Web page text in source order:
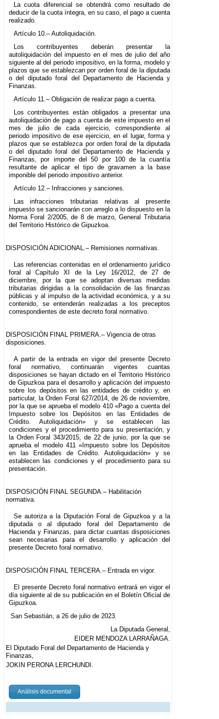
La cuota diferencial se obtendrá como resultado de
deducir de la cuota íntegra, en su caso, el pago a cuenta
realizado.
Artículo 10.– Autoliquidación.
Los contribuyentes deberán presentar la
autoliquidación del impuesto en el mes de julio del año
siguiente al del periodo impositivo, en la forma, modelo y
plazos que se establezcan por orden foral de la diputada
o del diputado foral del Departamento de Hacienda y
Finanzas.
Artículo 11.– Obligación de realizar pago a cuenta.
Los contribuyentes están obligados a presentar una
autoliquidación de pago a cuenta de este impuesto en el
mes de julio de cada ejercicio, correspondiente al
periodo impositivo de ese ejercicio, en el lugar, forma y
plazos que se establezca por orden foral de la diputada
o del diputado foral del Departamento de Hacienda y
Finanzas, por importe del 50 por 100 de la cuantía
resultante de aplicar el tipo de gravamen a la base
imponible del periodo impositivo anterior.
Artículo 12.– Infracciones y sanciones.
Las infracciones tributarias relativas al presente
impuesto se sancionarán con arreglo a lo dispuesto en la
Norma Foral 2/2005, de 8 de marzo, General Tributaria
del Territorio Histórico de Gipuzkoa.
DISPOSICIÓN ADICIONAL.– Remisiones normativas.
Las referencias contenidas en el ordenamiento jurídico
foral al Capítulo XI de la Ley 16/2012, de 27 de
diciembre, por la que se adoptan diversas medidas
tributarias dirigidas a la consolidación de las finanzas
públicas y al impulso de la actividad económica, y a su
contenido, se entenderán realizadas a los preceptos
correspondientes de este decreto foral normativo.
DISPOSICIÓN FINAL PRIMERA.– Vigencia de otras
disposiciones.
A partir de la entrada en vigor del presente Decreto
foral normativo, continuarán vigentes cuantas
disposiciones se hayan dictado en el Territorio Histórico
de Gipuzkoa para el desarrollo y aplicación del impuesto
sobre los depósitos en las entidades de crédito y, en
particular, la Orden Foral 627/2014, de 26 de noviembre,
por la que se aprueba el modelo 410 «Pago a cuenta del
Impuesto sobre los Depósitos en las Entidades de
Crédito. Autoliquidación» y se establecen las
condiciones y el procedimiento para su presentación, y
la Orden Foral 343/2015, de 22 de junio, por la que se
aprueba el modelo 411 «Impuesto sobre los Depósitos
en las Entidades de Crédito. Autoliquidación» y se
establecen las condiciones y el procedimiento para su
presentación.
DISPOSICIÓN FINAL SEGUNDA.– Habilitación
normativa.
Se autoriza a la Diputación Foral de Gipuzkoa y a la
diputada o al diputado foral del Departamento de
Hacienda y Finanzas, para dictar cuantas disposiciones
sean necesarias para el desarrollo y aplicación del
presente Decreto foral normativo.
DISPOSICIÓN FINAL TERCERA.– Entrada en vigor.
El presente Decreto foral normativo entrará en vigor el
día siguiente al de su publicación en el Boletín Oficial de
Gipuzkoa.
San Sebastián, a 26 de julio de 2023.
La Diputada General,
EIDER MENDOZA LARRAÑAGA.
El Diputado Foral del Departamento de Hacienda y
Finanzas,
JOKIN PERONA LERCHUNDI.
Análisis documental